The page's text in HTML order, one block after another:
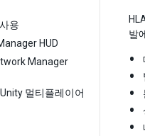
용
HUD
Manager
멀티플레이어
발